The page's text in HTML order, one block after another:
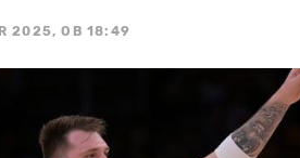
2025, OB 18:49